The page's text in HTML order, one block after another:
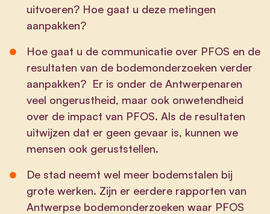
uitvoeren? Hoe gaat u deze metingen
aanpakken?
Hoe gaat u de communicatie over PFOS en de
resultaten van de bodemonderzoeken verder
aanpakken? Er is onder de Antwerpenaren
veel ongerustheid, maar ook onwetendheid
over de impact van PFOS. Als de resultaten
uitwijzen dat er geen gevaar is, kunnen we
mensen ook geruststellen.
De stad neemt wel meer bodemstalen bij
grote werken. Zijn er eerdere rapporten van
Antwerpse bodemonderzoeken waar PFOS